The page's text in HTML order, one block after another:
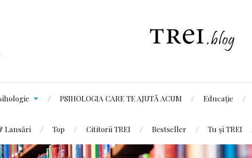
PSIHOLOGIA CARE TE AJUTĂ ACUM Educație
Lansări Top Cititorii TREI Bestseller Tu și TREI